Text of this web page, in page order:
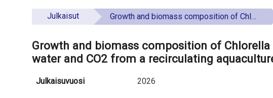
Julkaisut Growth and biomass composition of Chlorella vulgaris using nutrient-rich water and CO2 from a recirculating aquaculture system
Growth and biomass composition of
water and CO2 from a recirculating
Julkaisuvuosi 2026